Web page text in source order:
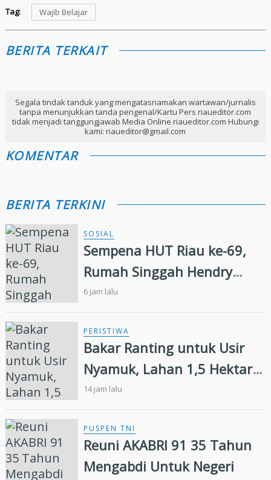
Tag: Wajib Belajar
BERITA TERKAIT
Segala tindak tanduk yang mengatasnamakan wartawan/jurnalis
tanpa menunjukkan tanda pengenal/Kartu Pers riaueditor.com
tidak menjadi tanggungjawab Media Online riaueditor.com Hubungi
kami: riaueditor@gmail.com
KOMENTAR
BERITA TERKINI
SOSIAL
Sempena HUT Riau ke-69,
Rumah Singgah Hendry
Munief Diresmikan
6 jam lalu
PERISTIWA
Bakar Ranting untuk Usir
Nyamuk, Lahan 1,5 Hektare
di Inhu Malah Terbakar,
Pensiunan Diamankan Polisi
14 jam lalu
PUSPEN TNI
Reuni AKABRI 91 35 Tahun
Mengabdi Untuk Negeri